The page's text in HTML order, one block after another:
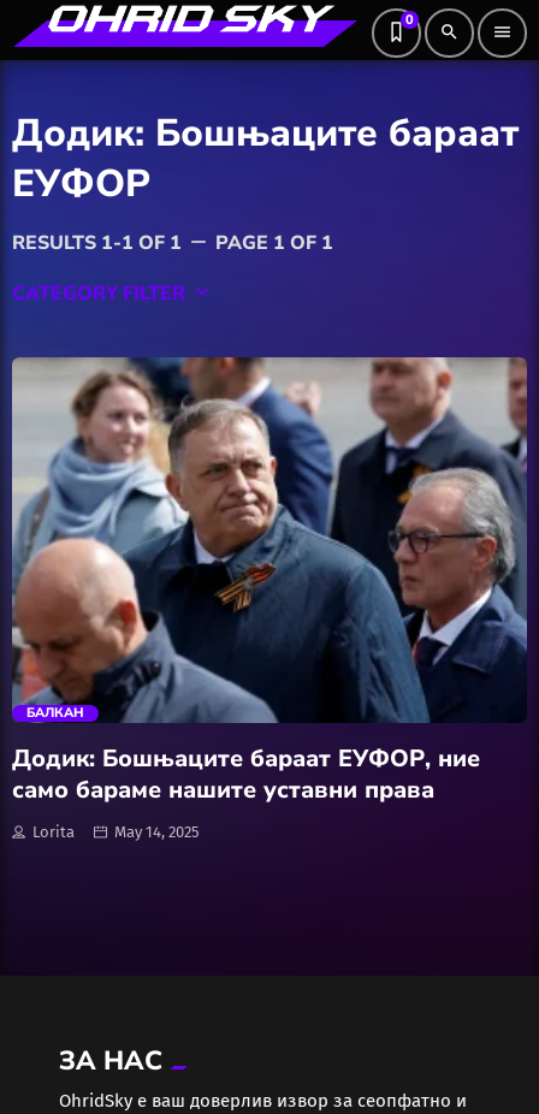
0
search menu
Додик: Бошњаците бараат
ЕУФОР
RESULTS 1-1 OF 1 remove PAGE 1 OF 1
CATEGORY FILTER keyboard_arrow_down
Hobby
Software
Wellness
АвтоКлуб
Балкан
Бизнис
Еротика
БАЛКАН
Додик: Бошњаците бараат ЕУФОР, ние
само бараме нашите уставни права
Lorita May 14, 2025
ЗА НАС
ОhridSky е ваш доверлив извор за сеопфатно и